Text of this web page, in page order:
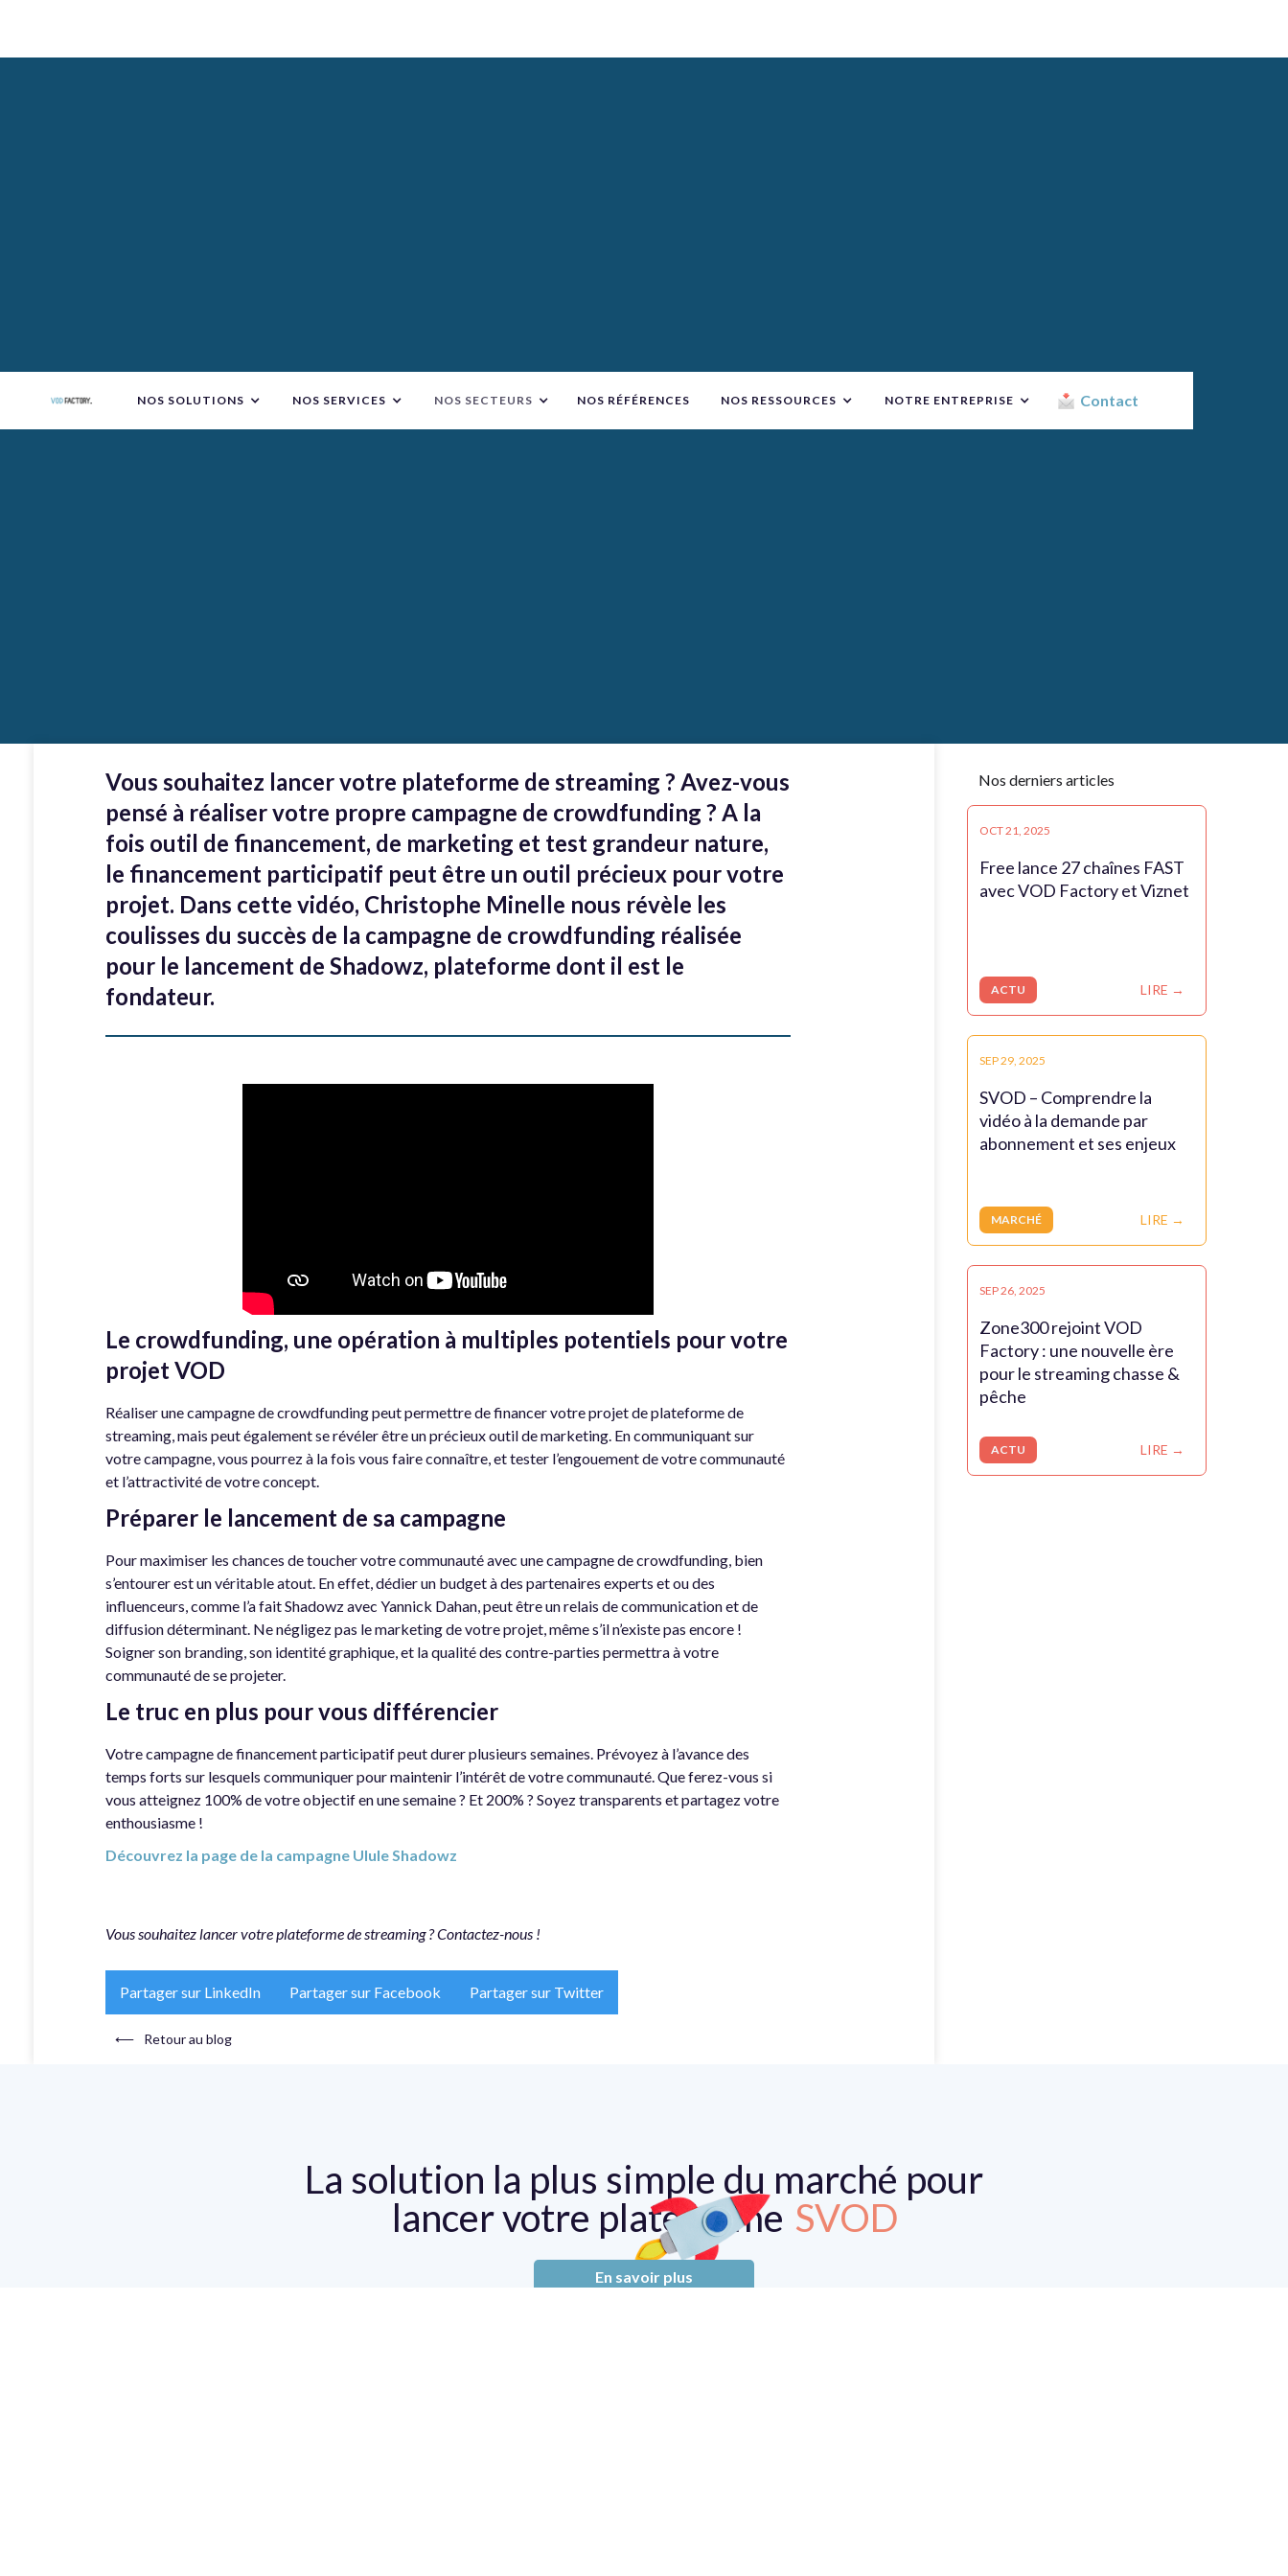
NOS SOLUTIONS NOS SERVICES NOS SECTEURS NOS RÉFÉRENCES NOS RESSOURCES NOTRE ENTREPRISE Contact
Vous souhaitez lancer votre plateforme de streaming ? Avez-vous
pensé à réaliser votre propre campagne de crowdfunding ? A la
fois outil de financement, de marketing et test grandeur nature,
le financement participatif peut être un outil précieux pour votre
projet. Dans cette vidéo, Christophe Minelle nous révèle les
coulisses du succès de la campagne de crowdfunding réalisée
pour le lancement de Shadowz, plateforme dont il est le
fondateur.
Le crowdfunding, une opération à multiples potentiels pour votre
projet VOD
Réaliser une campagne de crowdfunding peut permettre de financer votre projet de plateforme de
streaming, mais peut également se révéler être un précieux outil de marketing. En communiquant sur
votre campagne, vous pourrez à la fois vous faire connaître, et tester l’engouement de votre communauté
et l’attractivité de votre concept.
Préparer le lancement de sa campagne
Pour maximiser les chances de toucher votre communauté avec une campagne de crowdfunding, bien
s’entourer est un véritable atout. En effet, dédier un budget à des partenaires experts et ou des
influenceurs, comme l’a fait Shadowz avec Yannick Dahan, peut être un relais de communication et de
diffusion déterminant. Ne négligez pas le marketing de votre projet, même s’il n’existe pas encore !
Soigner son branding, son identité graphique, et la qualité des contre-parties permettra à votre
communauté de se projeter.
Le truc en plus pour vous différencier
Votre campagne de financement participatif peut durer plusieurs semaines. Prévoyez à l’avance des
temps forts sur lesquels communiquer pour maintenir l’intérêt de votre communauté. Que ferez-vous si
vous atteignez 100% de votre objectif en une semaine ? Et 200% ? Soyez transparents et partagez votre
enthousiasme !
Découvrez la page de la campagne Ulule Shadowz
Vous souhaitez lancer votre plateforme de streaming ? Contactez-nous !
Partager sur LinkedIn Partager sur Facebook Partager sur Twitter
⟵ Retour au blog
Nos derniers articles
OCT 21, 2025
Free lance 27 chaînes FAST
avec VOD Factory et Viznet
ACTU LIRE →
SEP 29, 2025
SVOD – Comprendre la
vidéo à la demande par
abonnement et ses enjeux
MARCHÉ LIRE →
SEP 26, 2025
Zone300 rejoint VOD
Factory : une nouvelle ère
pour le streaming chasse &
pêche
ACTU LIRE →
La solution la plus simple du marché pour
lancer votre plateforme SVOD
En savoir plus